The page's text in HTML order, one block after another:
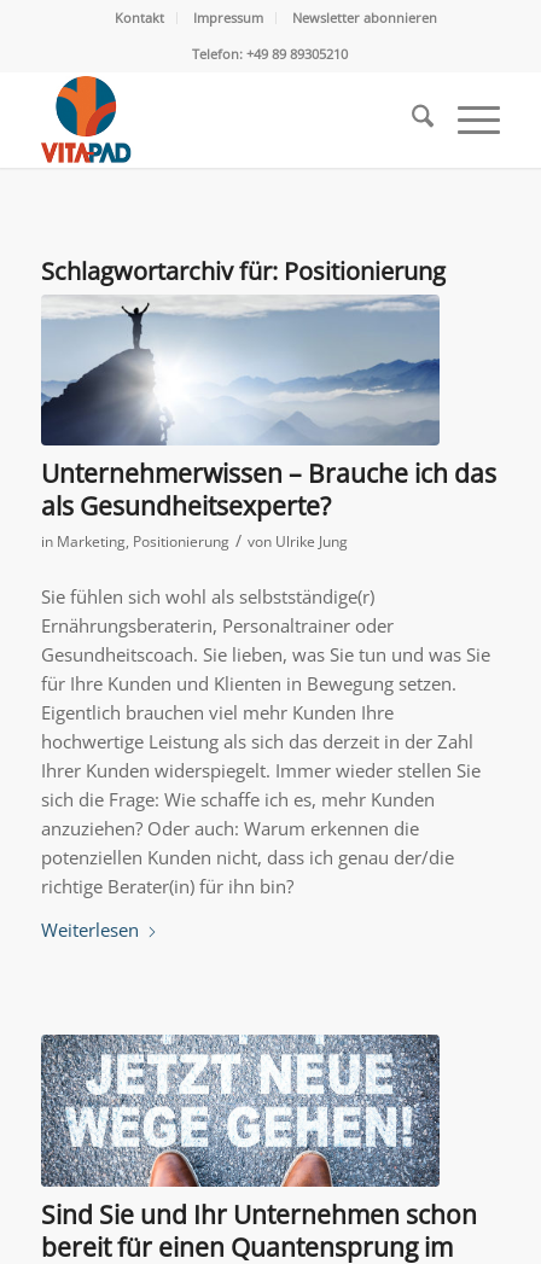
Kontakt Impressum
Newsletter abonnieren
Telefon: +49 89 89305210
Schlagwortarchiv für: Positionierung
Unternehmerwissen – Brauche ich das
als Gesundheitsexperte?
in Marketing, Positionierung / von Ulrike Jung
Sie fühlen sich wohl als selbstständige(r)
Ernährungsberaterin, Personaltrainer oder
Gesundheitscoach. Sie lieben, was Sie tun und was Sie
für Ihre Kunden und Klienten in Bewegung setzen.
Eigentlich brauchen viel mehr Kunden Ihre
hochwertige Leistung als sich das derzeit in der Zahl
Ihrer Kunden widerspiegelt. Immer wieder stellen Sie
sich die Frage: Wie schaffe ich es, mehr Kunden
anzuziehen? Oder auch: Warum erkennen die
potenziellen Kunden nicht, dass ich genau der/die
richtige Berater(in) für ihn bin?
Weiterlesen
Sind Sie und Ihr Unternehmen schon
bereit für einen Quantensprung im